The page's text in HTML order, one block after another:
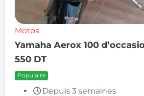
Motos
Yamaha Aerox 100
550 DT
Populaire
Depuis 3 semaines